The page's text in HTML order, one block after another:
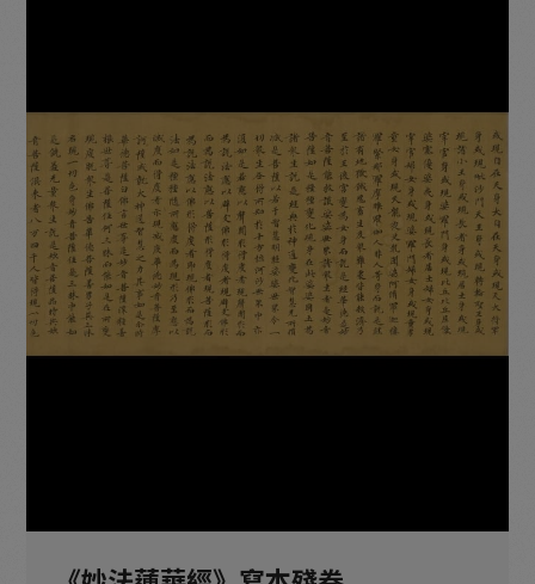
木雕分館：漆彩流光
木雕分館：木華乾坤
木雕分館：元明佛教造像
木雕分館：遼金佛教造像
木雕分館：唐宋佛教造像